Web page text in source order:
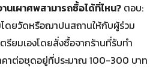
นเผาศพสามารถซื้อได้ที่ไหน? ตอบ:
ดยวัดหรือฌาปนสถานให้กับผู้ร่วม
รียมเองโดยสั่งซื้อจากร้านที่รับทำ
คาต่อชุดอยู่ที่ประมาณ 100-300 บาท